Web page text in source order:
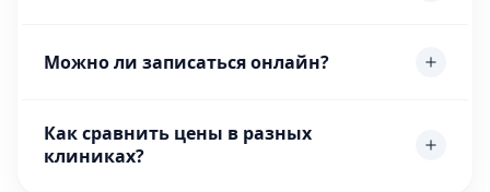
Можно ли записаться онлайн?
Как сравнить цены в разных
клиниках?